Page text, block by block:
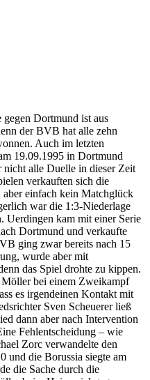
Dortmund ist aus
der BVB hat alle zehn
Auch im letzten
19.09.1995 in Dortmund
alle Duelle in dieser Zeit
verkauften sich die
aber einfach kein Matchglück
war die 1:3-Niederlage
Uerdingen kam mit einer Serie
Dortmund und verkaufte
ging zwar bereits nach 15
wurde aber mit
das Spiel drohte zu kippen.
bei einem Zweikampf
es irgendeinen Kontakt mit
Sven Scheuerer ließ
dann aber nach Intervention
Fehlentscheidung – wie
Zorc verwandelte den
und die Borussia siegte am
die Sache durch die